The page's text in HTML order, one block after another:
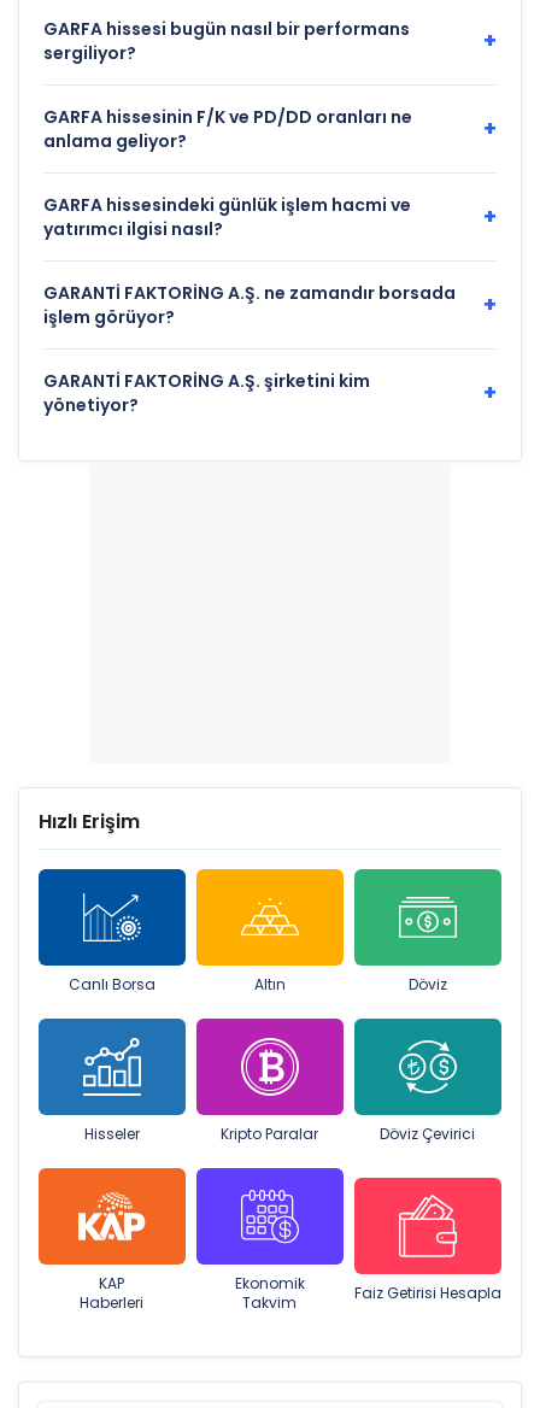
GARFA hissesi bugün nasıl bir performans
sergiliyor?
+
GARFA hissesinin F/K ve PD/DD oranları ne
anlama geliyor?
+
GARFA hissesindeki günlük işlem hacmi ve
yatırımcı ilgisi nasıl?
+
GARANTİ FAKTORİNG A.Ş. ne zamandır borsada
işlem görüyor?
+
GARANTİ FAKTORİNG A.Ş. şirketini kim
yönetiyor?
+
Hızlı Erişim
Canlı Borsa Altın Döviz
Hisseler Kripto Paralar Döviz Çevirici
KAP
Haberleri
Ekonomik
Takvim
Faiz Getirisi Hesapla